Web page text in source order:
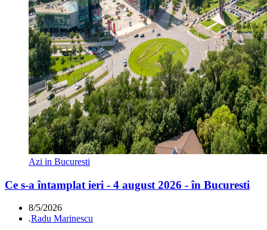
Azi in Bucuresti
Ce s-a întamplat ieri - 4 august 2026 - în Bucuresti
8/5/2026
.Radu Marinescu